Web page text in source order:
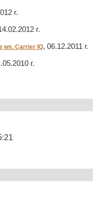
r.
r.
ws. Carrier IQ, 06.12.2011 r.
r.